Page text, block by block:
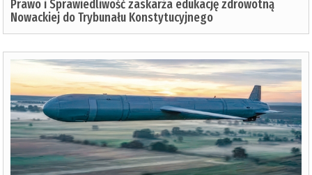
Prawo i Sprawiedliwość zaskarża edukację zdrowotną
Nowackiej do Trybunału Konstytucyjnego